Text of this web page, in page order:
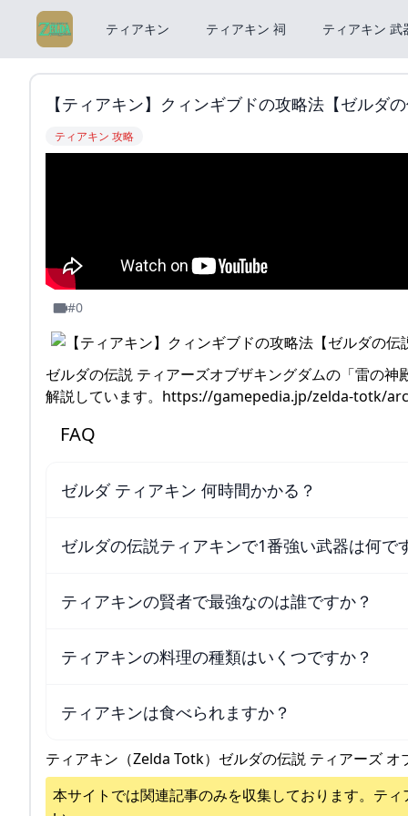
ティアキン ティアキン 祠 ティアキン 武
【ティアキン】クィンギブドの攻略法【ゼルダ
ティアキン 攻略
#0
ゼルダの伝説 ティアーズオブザキングダムの「雷の
解説しています。https://gamepedia.jp/zelda-totk/
FAQ
ゼルダ ティアキン 何時間かかる？
ゼルダの伝説ティアキンで1番強い武器は何で
ティアキンの賢者で最強なのは誰ですか？
ティアキンの料理の種類はいくつですか？
ティアキンは食べられますか？
ティアキン（Zelda Totk）ゼルダの伝説 ティアーズ
本サイトでは関連記事のみを収集しております。 ティ